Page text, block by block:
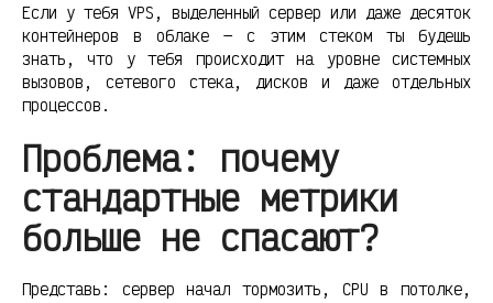
Если у тебя VPS, выделенный сервер или даже десяток
контейнеров в облаке — с этим стеком ты будешь
знать, что у тебя происходит на уровне системных
вызовов, сетевого стека, дисков и даже отдельных
процессов.
Проблема: почему
стандартные метрики
больше не спасают?
Представь: сервер начал тормозить, CPU в потолке,